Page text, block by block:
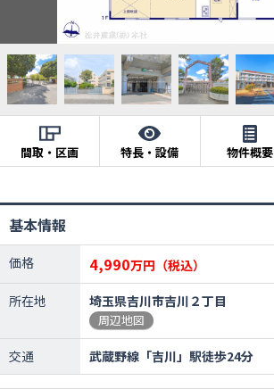
間取・区画 特長・設備 物件概要
基本情報
価格 4,990万円（税込）
所在地
埼玉県吉川市吉川２丁目
周辺地図
交通 武蔵野線「吉川」駅徒歩24分